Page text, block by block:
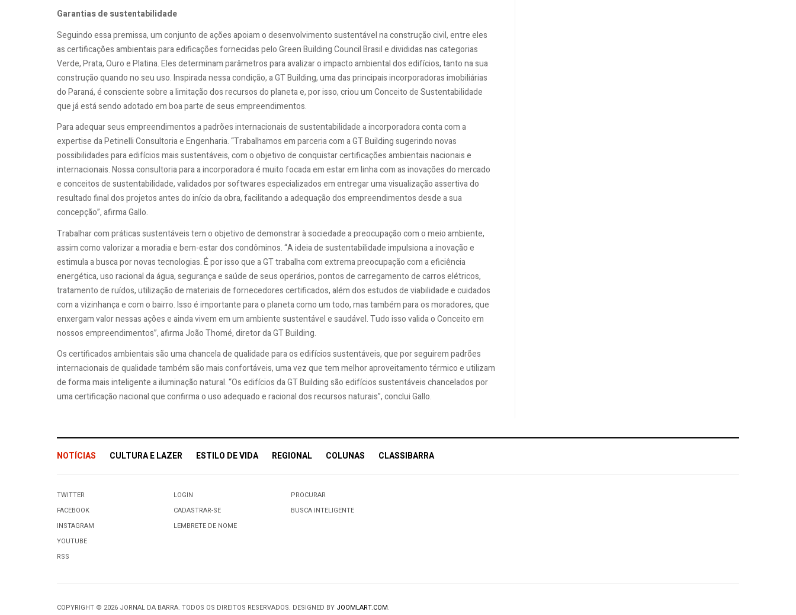
Garantias de sustentabilidade
Seguindo essa premissa, um conjunto de ações apoiam o desenvolvimento sustentável na construção civil, entre eles
as certificações ambientais para edificações fornecidas pelo Green Building Council Brasil e divididas nas categorias
Verde, Prata, Ouro e Platina. Eles determinam parâmetros para avalizar o impacto ambiental dos edifícios, tanto na sua
construção quando no seu uso. Inspirada nessa condição, a GT Building, uma das principais incorporadoras imobiliárias
do Paraná, é consciente sobre a limitação dos recursos do planeta e, por isso, criou um Conceito de Sustentabilidade
que já está sendo adotado em boa parte de seus empreendimentos.
Para adequar seus empreendimentos a padrões internacionais de sustentabilidade a incorporadora conta com a
expertise da Petinelli Consultoria e Engenharia. “Trabalhamos em parceria com a GT Building sugerindo novas
possibilidades para edifícios mais sustentáveis, com o objetivo de conquistar certificações ambientais nacionais e
internacionais. Nossa consultoria para a incorporadora é muito focada em estar em linha com as inovações do mercado
e conceitos de sustentabilidade, validados por softwares especializados em entregar uma visualização assertiva do
resultado final dos projetos antes do início da obra, facilitando a adequação dos empreendimentos desde a sua
concepção”, afirma Gallo.
Trabalhar com práticas sustentáveis tem o objetivo de demonstrar à sociedade a preocupação com o meio ambiente,
assim como valorizar a moradia e bem-estar dos condôminos. “A ideia de sustentabilidade impulsiona a inovação e
estimula a busca por novas tecnologias. É por isso que a GT trabalha com extrema preocupação com a eficiência
energética, uso racional da água, segurança e saúde de seus operários, pontos de carregamento de carros elétricos,
tratamento de ruídos, utilização de materiais de fornecedores certificados, além dos estudos de viabilidade e cuidados
com a vizinhança e com o bairro. Isso é importante para o planeta como um todo, mas também para os moradores, que
enxergam valor nessas ações e ainda vivem em um ambiente sustentável e saudável. Tudo isso valida o Conceito em
nossos empreendimentos”, afirma João Thomé, diretor da GT Building.
Os certificados ambientais são uma chancela de qualidade para os edifícios sustentáveis, que por seguirem padrões
internacionais de qualidade também são mais confortáveis, uma vez que tem melhor aproveitamento térmico e utilizam
de forma mais inteligente a iluminação natural. “Os edifícios da GT Building são edifícios sustentáveis chancelados por
uma certificação nacional que confirma o uso adequado e racional dos recursos naturais”, conclui Gallo.
NOTÍCIAS CULTURA E LAZER ESTILO DE VIDA REGIONAL COLUNAS CLASSIBARRA
TWITTER
FACEBOOK
INSTAGRAM
YOUTUBE
RSS
LOGIN
CADASTRAR-SE
LEMBRETE DE NOME
PROCURAR
BUSCA INTELIGENTE
COPYRIGHT © 2026 JORNAL DA BARRA. TODOS OS DIREITOS RESERVADOS. DESIGNED BY JOOMLART.COM.